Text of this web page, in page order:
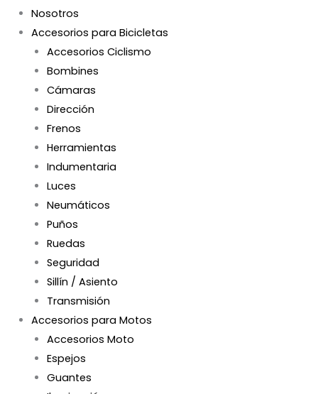
Nosotros
Accesorios para Bicicletas
Accesorios Ciclismo
Bombines
Cámaras
Dirección
Frenos
Herramientas
Indumentaria
Luces
Neumáticos
Puños
Ruedas
Seguridad
Sillín / Asiento
Transmisión
Accesorios para Motos
Accesorios Moto
Espejos
Guantes